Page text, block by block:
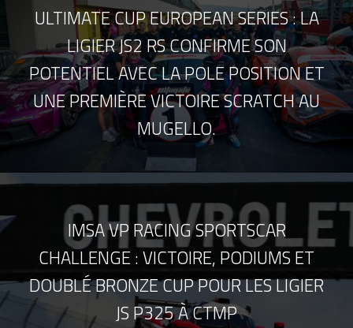
ULTIMATE CUP EUROPEAN SERIES : LA
LIGIER JS2 RS CONFIRME SON
POTENTIEL AVEC LA POLE POSITION ET
UNE PREMIÈRE VICTOIRE SCRATCH AU
MUGELLO.
IMSA VP RACING SPORTSCAR
CHALLENGE : VICTOIRE, PODIUMS ET
DOUBLÉ BRONZE CUP POUR LES LIGIER
JS P325 À CTMP